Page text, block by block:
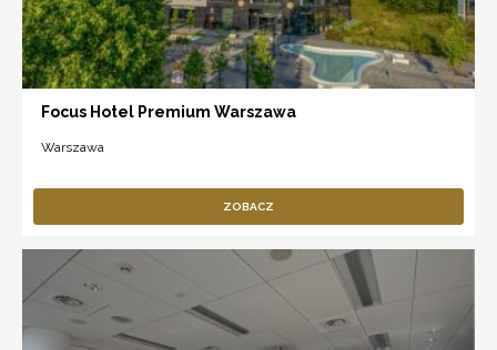
Focus Hotel Premium Warszawa
Warszawa
ZOBACZ